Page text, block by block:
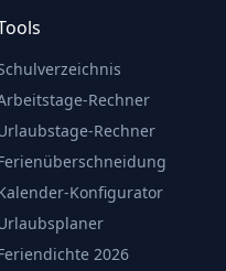
Rechner
Rechner
Konfigurator
2026